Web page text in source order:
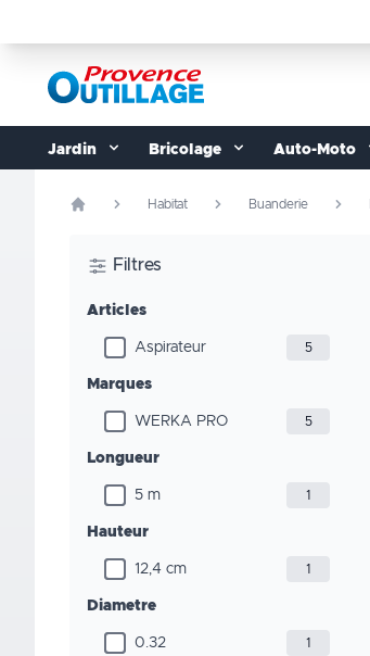
Jardin Bricolage Auto-Moto
Habitat Buanderie
Filtres
Articles
Aspirateur 5
Marques
WERKA PRO 5
Longueur
5 m 1
Hauteur
12,4 cm 1
Diametre
0.32 1